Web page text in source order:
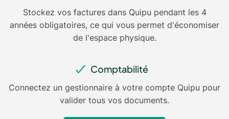
Stockez vos factures dans Quipu pendant les 4
années obligatoires, ce qui vous permet d'économiser
de l'espace physique.
Comptabilité
Connectez un gestionnaire à votre compte Quipu pour
valider tous vos documents.